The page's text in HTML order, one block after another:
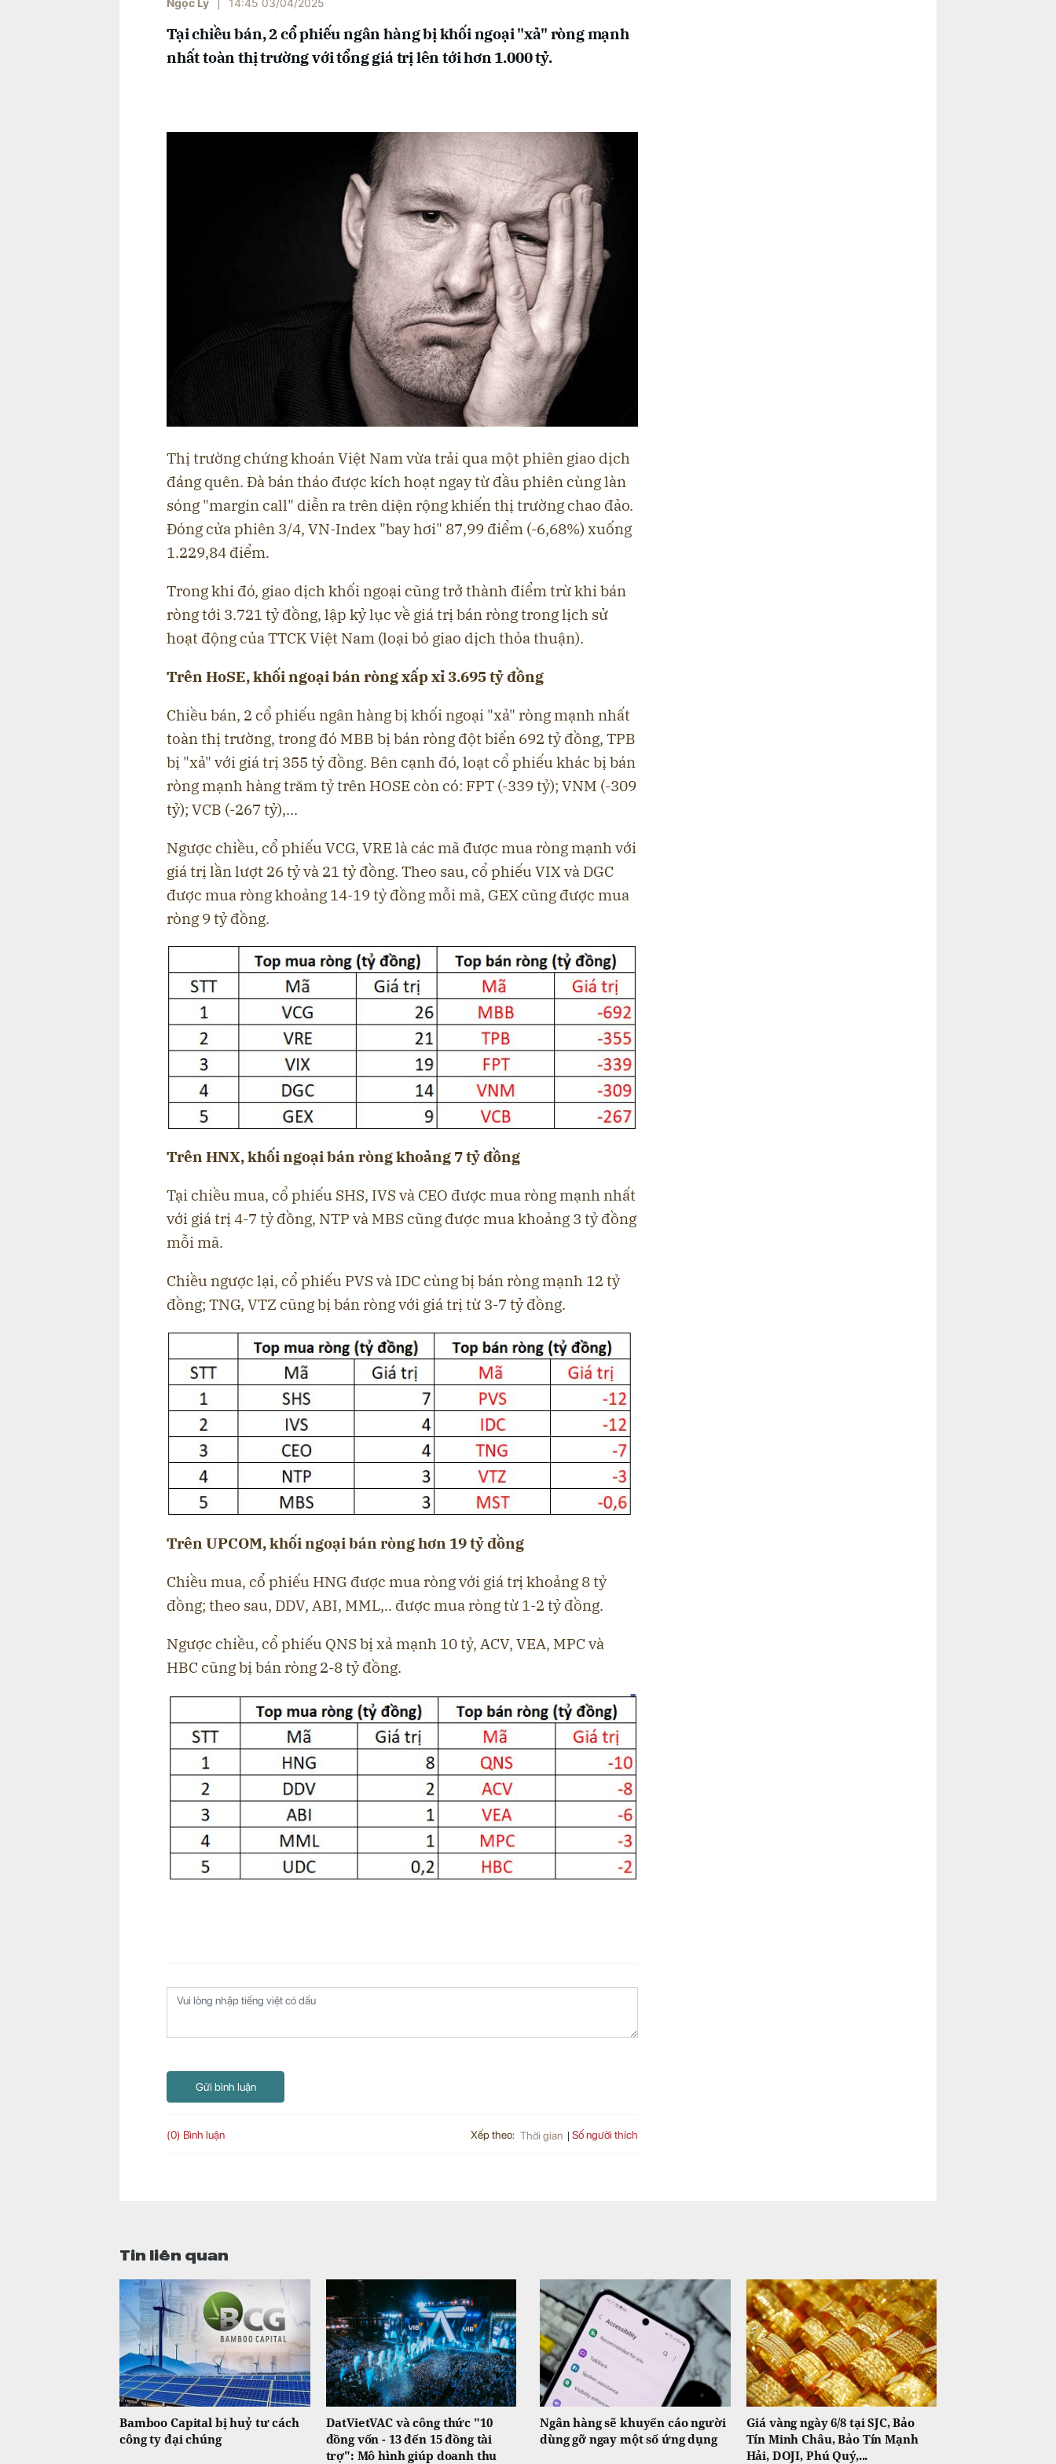
Ngọc Ly 14:45 03/04/2025
Tại chiều bán, 2 cổ phiếu ngân hàng bị khối ngoại "xả" ròng mạnh
nhất toàn thị trường với tổng giá trị lên tới hơn 1.000 tỷ.
Thị trường chứng khoán Việt Nam vừa trải qua một phiên giao dịch
đáng quên. Đà bán tháo được kích hoạt ngay từ đầu phiên cùng làn
sóng "margin call" diễn ra trên diện rộng khiến thị trường chao đảo.
Đóng cửa phiên 3/4, VN-Index "bay hơi" 87,99 điểm (-6,68%) xuống
1.229,84 điểm.
Trong khi đó, giao dịch khối ngoại cũng trở thành điểm trừ khi bán
ròng tới 3.721 tỷ đồng, lập kỷ lục về giá trị bán ròng trong lịch sử
hoạt động của TTCK Việt Nam (loại bỏ giao dịch thỏa thuận).
Trên HoSE, khối ngoại bán ròng xấp xỉ 3.695 tỷ đồng
Chiều bán, 2 cổ phiếu ngân hàng bị khối ngoại "xả" ròng mạnh nhất
toàn thị trường, trong đó MBB bị bán ròng đột biến 692 tỷ đồng, TPB
bị "xả" với giá trị 355 tỷ đồng. Bên cạnh đó, loạt cổ phiếu khác bị bán
ròng mạnh hàng trăm tỷ trên HOSE còn có: FPT (-339 tỷ); VNM (-309
tỷ); VCB (-267 tỷ),...
Ngược chiều, cổ phiếu VCG, VRE là các mã được mua ròng mạnh với
giá trị lần lượt 26 tỷ và 21 tỷ đồng. Theo sau, cổ phiếu VIX và DGC
được mua ròng khoảng 14-19 tỷ đồng mỗi mã, GEX cũng được mua
ròng 9 tỷ đồng.
Trên HNX, khối ngoại bán ròng khoảng 7 tỷ đồng
Tại chiều mua, cổ phiếu SHS, IVS và CEO được mua ròng mạnh nhất
với giá trị 4-7 tỷ đồng, NTP và MBS cũng được mua khoảng 3 tỷ đồng
mỗi mã.
Chiều ngược lại, cổ phiếu PVS và IDC cùng bị bán ròng mạnh 12 tỷ
đồng; TNG, VTZ cũng bị bán ròng với giá trị từ 3-7 tỷ đồng.
Trên UPCOM, khối ngoại bán ròng hơn 19 tỷ đồng
Chiều mua, cổ phiếu HNG được mua ròng với giá trị khoảng 8 tỷ
đồng; theo sau, DDV, ABI, MML,.. được mua ròng từ 1-2 tỷ đồng.
Ngược chiều, cổ phiếu QNS bị xả mạnh 10 tỷ, ACV, VEA, MPC và
HBC cũng bị bán ròng 2-8 tỷ đồng.
Gửi bình luận
(0) Bình luận Xếp theo: Thời gian Số người thích
Tin liên quan
Bamboo Capital bị huỷ tư cách
công ty đại chúng
DatVietVAC và công thức "10
đồng vốn - 13 đến 15 đồng tài
trợ": Mô hình giúp doanh thu
Ngân hàng sẽ khuyến cáo người
dùng gỡ ngay một số ứng dụng
Giá vàng ngày 6/8 tại SJC, Bảo
Tín Minh Châu, Bảo Tín Mạnh
Hải, DOJI, Phú Quý,...